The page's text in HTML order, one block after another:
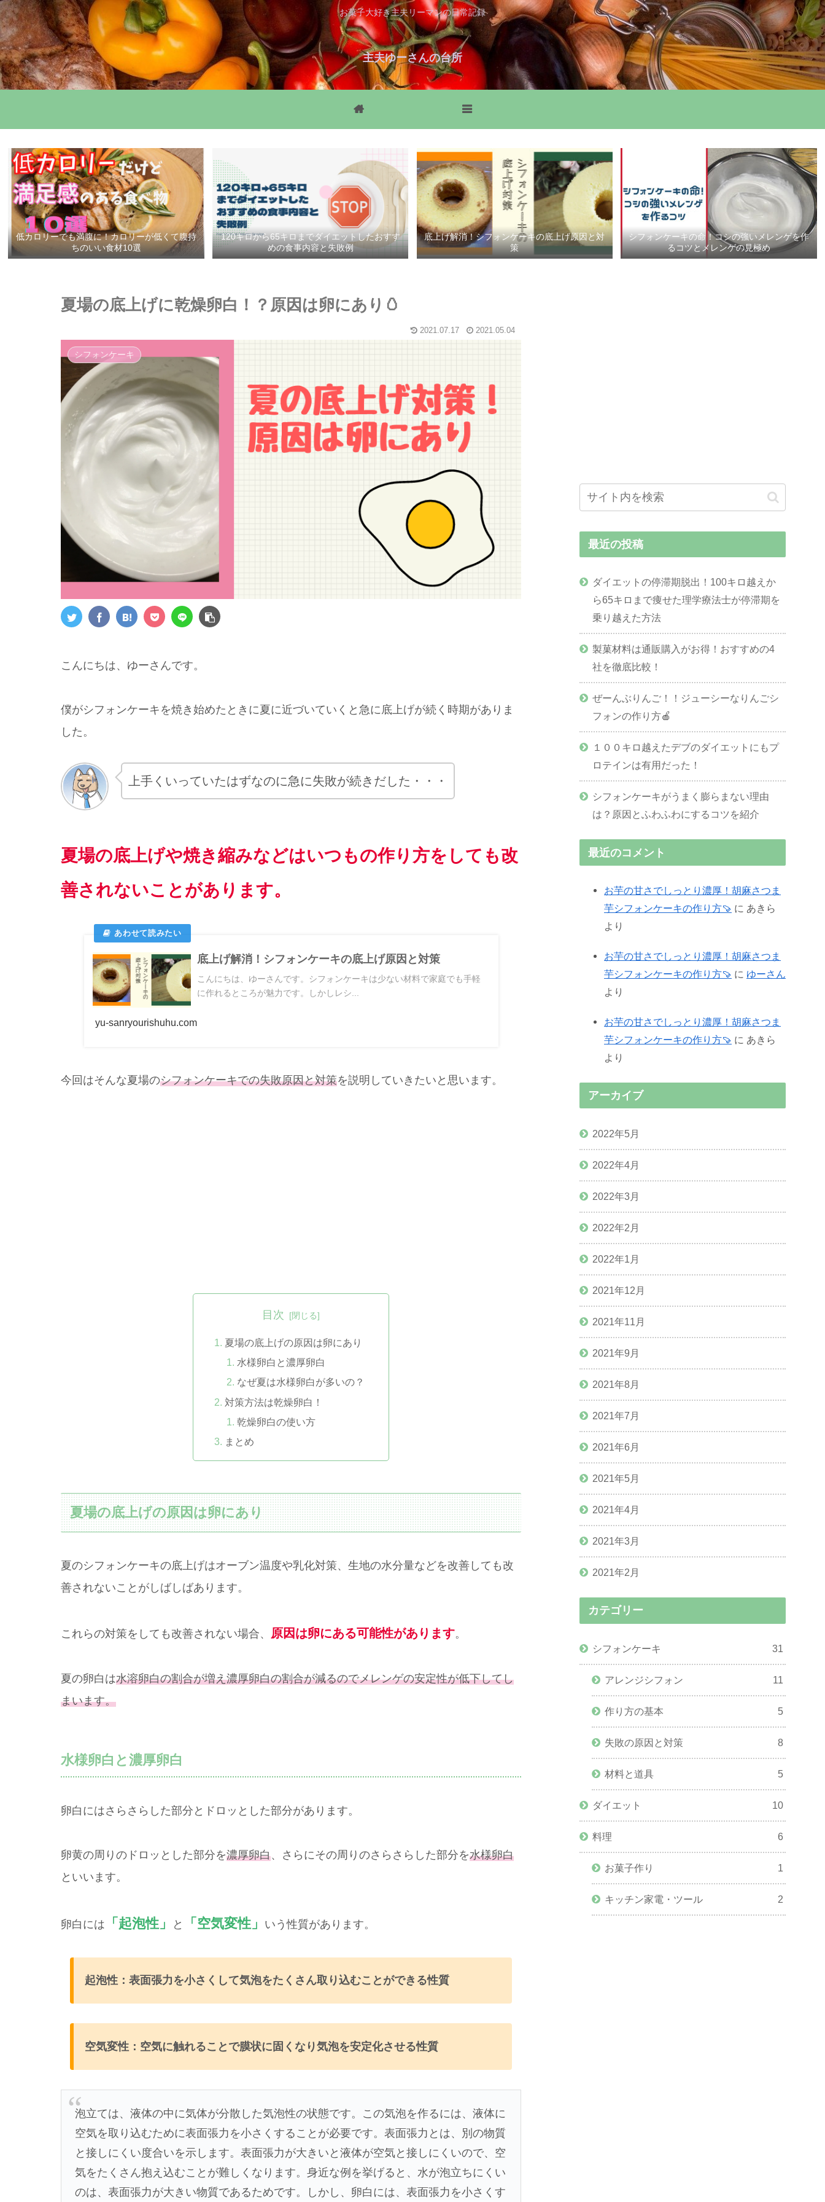
お菓子大好き主夫リーマンの日常記録
主夫ゆーさんの台所
MENU
低カロリーでも満腹に！カロリーが低くて腹持
ちのいい食材10選
120キロから65キロまでダイエットしたおすす
めの食事内容と失敗例
底上げ解消！シフォンケーキの底上げ原因と対
策
シフォンケーキの命！コシの強いメレンゲを作
るコツとメレンゲの見極め
夏場の底上げに乾燥卵白！？原因は卵にあり🥚
2021.07.17 2021.05.04
シフォンケーキ
こんにちは、ゆーさんです。
僕がシフォンケーキを焼き始めたときに夏に近づいていくと急に底上げが続く時期がありま
した。
上手くいっていたはずなのに急に失敗が続きだした・・・
夏場の底上げや焼き縮みなどはいつもの作り方をしても改
善されないことがあります。
底上げ解消！シフォンケーキの底上げ原因と対策
こんにちは、ゆーさんです。シフォンケーキは少ない材料で家庭でも手軽
に作れるところが魅力です。しかしレシ...
yu-sanryourishuhu.com
今回はそんな夏場のシフォンケーキでの失敗原因と対策を説明していきたいと思います。
目次
夏場の底上げの原因は卵にあり
水様卵白と濃厚卵白
なぜ夏は水様卵白が多いの？
対策方法は乾燥卵白！
乾燥卵白の使い方
まとめ
夏場の底上げの原因は卵にあり
夏のシフォンケーキの底上げはオーブン温度や乳化対策、生地の水分量などを改善しても改
善されないことがしばしばあります。
これらの対策をしても改善されない場合、 原因は卵にある可能性があります。
夏の卵白は水溶卵白の割合が増え濃厚卵白の割合が減るのでメレンゲの安定性が低下してし
まいます。
水様卵白と濃厚卵白
卵白にはさらさらした部分とドロッとした部分があります。
卵黄の周りのドロッとした部分を濃厚卵白、さらにその周りのさらさらした部分を水様卵白
といいます。
卵白には 「起泡性」 と 「空気変性」 いう性質があります。
起泡性：表面張力を小さくして気泡をたくさん取り込むことができる性質
空気変性：空気に触れることで膜状に固くなり気泡を安定化させる性質
泡立ては、液体の中に気体が分散した気泡性の状態です。この気泡を作るには、液体に
空気を取り込むために表面張力を小さくすることが必要です。表面張力とは、別の物質
と接しにくい度合いを示します。表面張力が大きいと液体が空気と接しにくいので、空
気をたくさん抱え込むことが難しくなります。身近な例を挙げると、水が泡立ちにくい
のは、表面張力が大きい物質であるためです。しかし、卵白には、表面張力を小さくす
最近の投稿
ダイエットの停滞期脱出！100キロ越えか
ら65キロまで痩せた理学療法士が停滞期を
乗り越えた方法
製菓材料は通販購入がお得！おすすめの4
社を徹底比較！
ぜーんぶりんご！！ジューシーなりんごシ
フォンの作り方🍎
１００キロ越えたデブのダイエットにもプ
ロテインは有用だった！
シフォンケーキがうまく膨らまない理由
は？原因とふわふわにするコツを紹介
最近のコメント
お芋の甘さでしっとり濃厚！胡麻さつま
芋シフォンケーキの作り方🍠 に あきら
より
お芋の甘さでしっとり濃厚！胡麻さつま
芋シフォンケーキの作り方🍠 に ゆーさん
より
お芋の甘さでしっとり濃厚！胡麻さつま
芋シフォンケーキの作り方🍠 に あきら
より
アーカイブ
2022年5月
2022年4月
2022年3月
2022年2月
2022年1月
2021年12月
2021年11月
2021年9月
2021年8月
2021年7月
2021年6月
2021年5月
2021年4月
2021年3月
2021年2月
カテゴリー
シフォンケーキ 31
アレンジシフォン 11
作り方の基本 5
失敗の原因と対策 8
材料と道具 5
ダイエット 10
料理 6
お菓子作り 1
キッチン家電・ツール 2